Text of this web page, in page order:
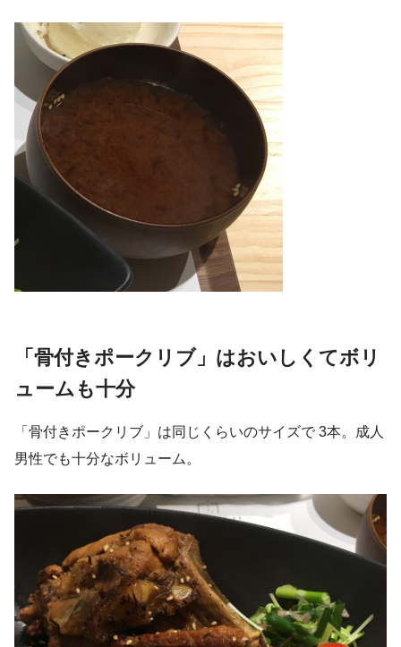
「骨付きポークリブ」はおいしくてボリ
ュームも十分
「骨付きポークリブ」は同じくらいのサイズで 3本。成人
男性でも十分なボリューム。